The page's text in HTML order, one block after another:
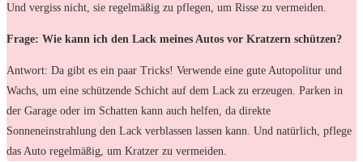
Und vergiss nicht, sie regelmäßig zu pflegen, um Risse zu vermeiden.
Frage: Wie kann ich den Lack meines Autos vor Kratzern schützen?
Antwort: Da gibt es ein paar Tricks! Verwende eine gute Autopolitur und
Wachs, um eine schützende Schicht auf dem Lack zu erzeugen. Parken in
der Garage oder im Schatten kann auch helfen, da direkte
Sonneneinstrahlung den Lack verblassen lassen kann. Und natürlich, pflege
das Auto regelmäßig, um Kratzer zu vermeiden.